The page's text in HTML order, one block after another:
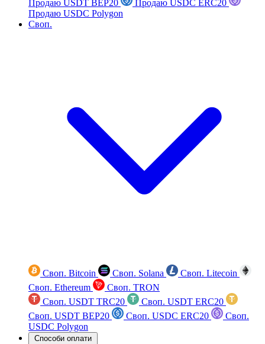
Продаю USDT BEP20
Продаю USDC ERC20
Продаю USDC Polygon
Своп.
Своп. Bitcoin Своп. Solana
Своп. Litecoin
Своп. Ethereum
Своп. TRON
Своп. USDT TRC20
Своп. USDT ERC20
Своп. USDT BEP20
Своп. USDC ERC20
Своп.
USDC Polygon
Способи оплати